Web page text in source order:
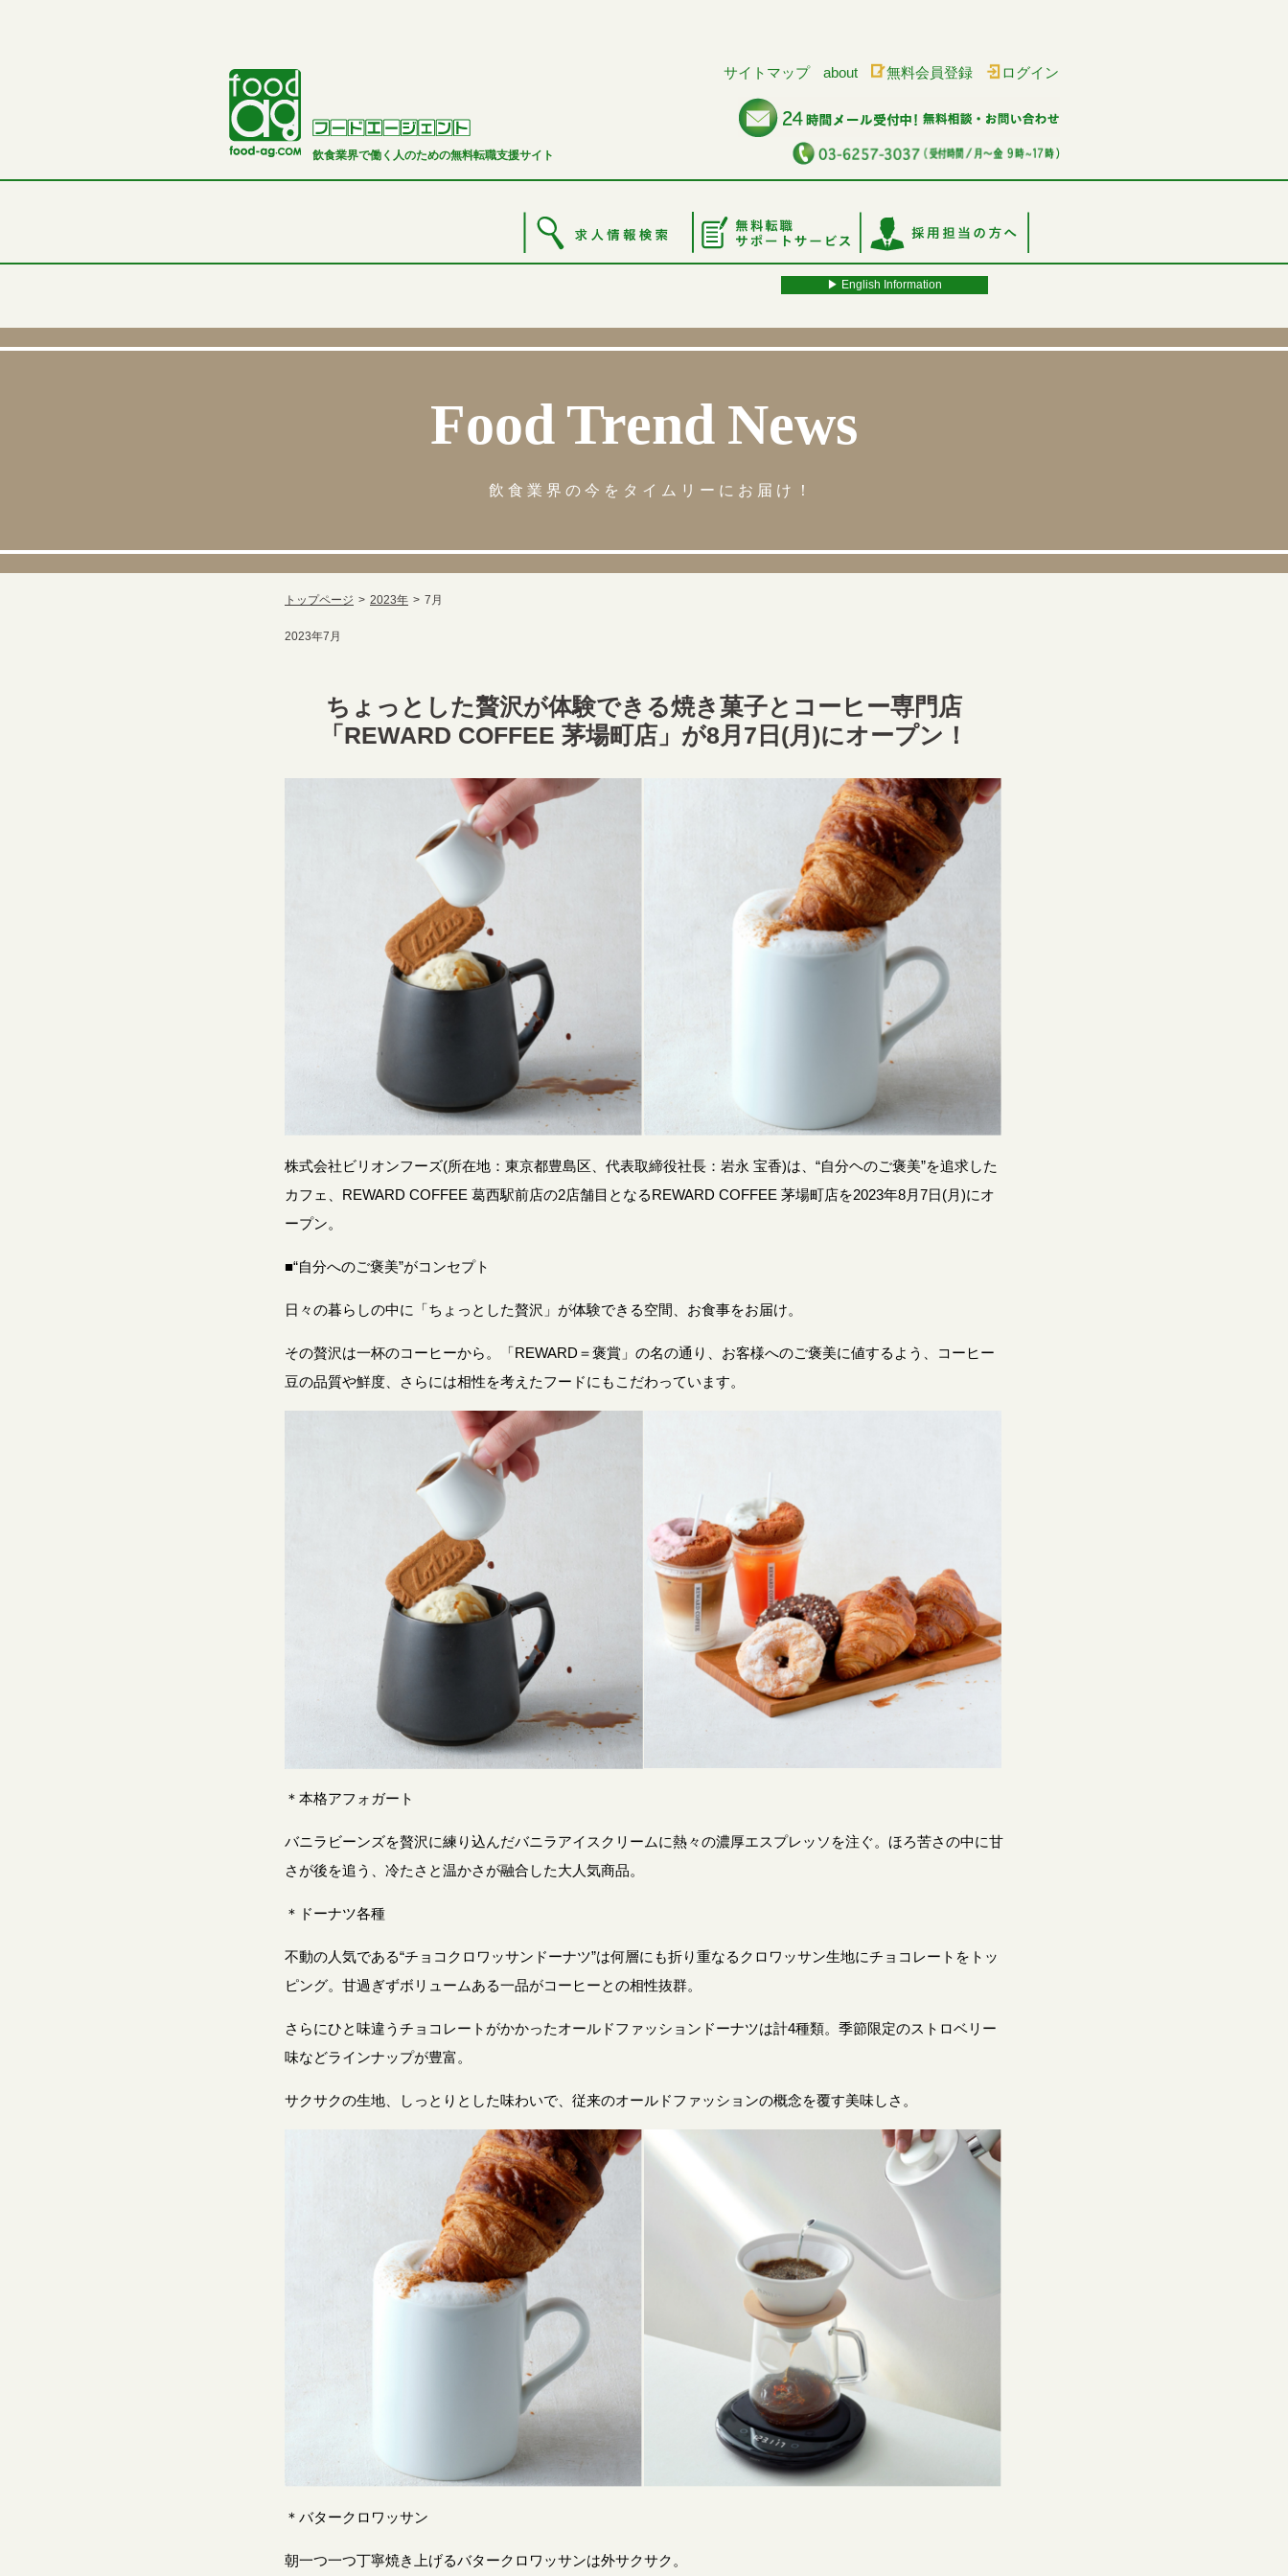
飲食業界で働く人のための無料転職支援サイト
サイトマップ about 無料会員登録 ログイン
▶︎ English Information
Food Trend News
飲食業界の今をタイムリーにお届け！
トップページ 2023年 7月
2023年7月
ちょっとした贅沢が体験できる焼き菓子とコーヒー専門店
「REWARD COFFEE 茅場町店」が8月7日(月)にオープン！
株式会社ビリオンフーズ(所在地：東京都豊島区、代表取締役社長：岩永 宝香)は、“自分ヘのご褒美”を追求した
カフェ、REWARD COFFEE 葛西駅前店の2店舗目となるREWARD COFFEE 茅場町店を2023年8月7日(月)にオ
ープン。
■“自分へのご褒美”がコンセプト
日々の暮らしの中に「ちょっとした贅沢」が体験できる空間、お食事をお届け。
その贅沢は一杯のコーヒーから。「REWARD＝褒賞」の名の通り、お客様へのご褒美に値するよう、コーヒー
豆の品質や鮮度、さらには相性を考えたフードにもこだわっています。
＊本格アフォガート
バニラビーンズを贅沢に練り込んだバニラアイスクリームに熱々の濃厚エスプレッソを注ぐ。ほろ苦さの中に甘
さが後を追う、冷たさと温かさが融合した大人気商品。
＊ドーナツ各種
不動の人気である“チョコクロワッサンドーナツ”は何層にも折り重なるクロワッサン生地にチョコレートをトッ
ピング。甘過ぎずボリュームある一品がコーヒーとの相性抜群。
さらにひと味違うチョコレートがかかったオールドファッションドーナツは計4種類。季節限定のストロベリー
味などラインナップが豊富。
サクサクの生地、しっとりとした味わいで、従来のオールドファッションの概念を覆す美味しさ。
＊バタークロワッサン
朝一つ一つ丁寧焼き上げるバタークロワッサンは外サクサク。